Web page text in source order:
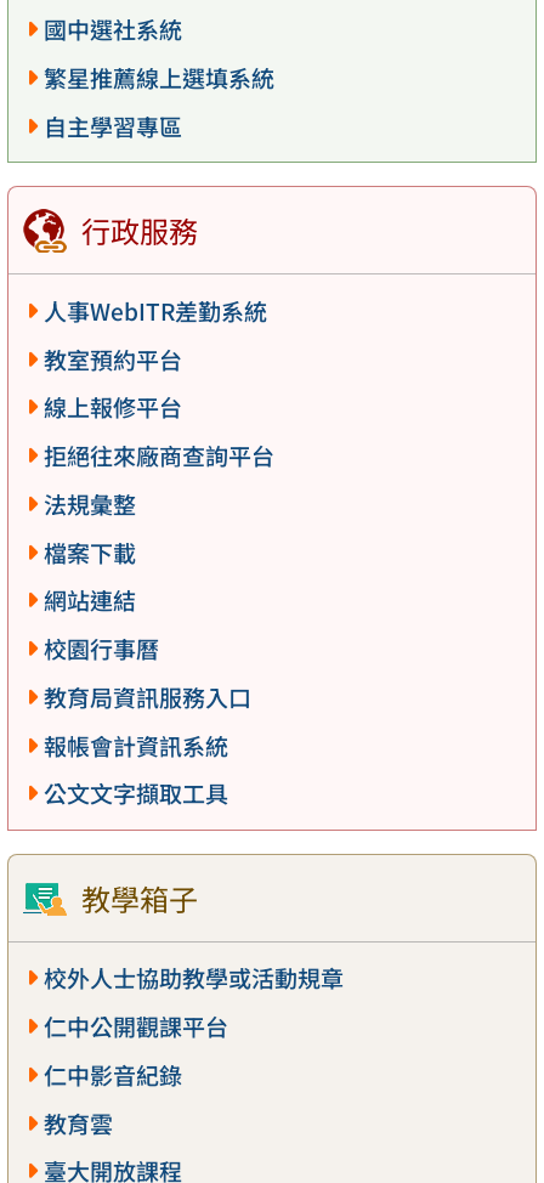
國中選社系統
繁星推薦線上選填系統
自主學習專區
行政服務
人事WebITR差勤系統
教室預約平台
線上報修平台
拒絕往來廠商查詢平台
法規彙整
檔案下載
網站連結
校園行事曆
教育局資訊服務入口
報帳會計資訊系統
公文文字擷取工具
教學箱子
校外人士協助教學或活動規章
仁中公開觀課平台
仁中影音紀錄
教育雲
臺大開放課程